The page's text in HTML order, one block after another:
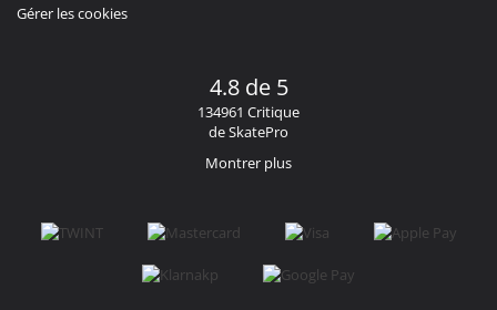
Gérer les cookies
4.8 de 5
134961 Critique
de SkatePro
Montrer plus